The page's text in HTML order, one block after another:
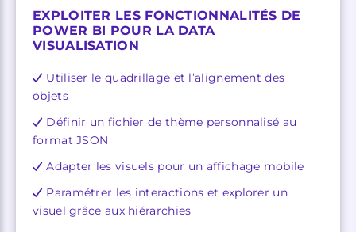
EXPLOITER LES FONCTIONNALITÉS DE
POWER BI POUR LA DATA
VISUALISATION
Utiliser le quadrillage et l’alignement des
objets
Définir un fichier de thème personnalisé au
format JSON
Adapter les visuels pour un affichage mobile
Paramétrer les interactions et explorer un
visuel grâce aux hiérarchies